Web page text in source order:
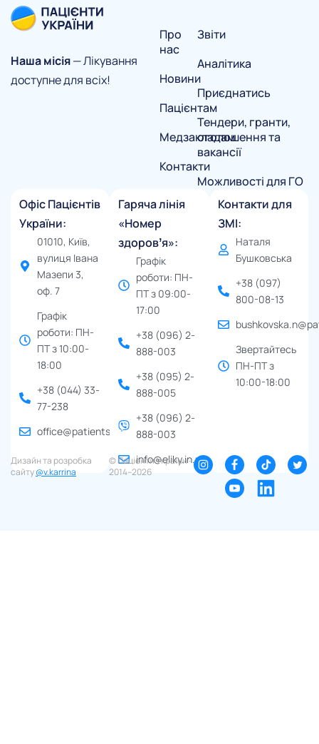
Наша місія— Лікування
доступне для всіх!
Про
нас
Новини
Пацієнтам
Медзакладам
Контакти
Звіти
Аналітика
Приєднатись
Тендери, гранти,
оголошення та
вакансії
Можливості для ГО
Офіс Пацієнтів
України:
01010, Київ,
вулиця Івана
Мазепи 3,
оф. 7
Графік
роботи: ПН-
ПТ з 10:00-
18:00
+38 (044) 33-
77-238
office@patients.org.ua
Гаряча лінія
«Номер
здоровʼя»:
Графік
роботи: ПН-
ПТ з 09:00-
17:00
+38 (096) 2-
888-003
+38 (095) 2-
888-005
+38 (096) 2-
888-003
info@eliky.in.ua
Контакти для
ЗМІ:
Наталя
Бушковська
+38 (097)
800-08-13
Звертайтесь
ПН-ПТ з
10:00-18:00
Дизайн та розробка
сайту@v.karrina
© Пацієнти України ∙
2014–2026